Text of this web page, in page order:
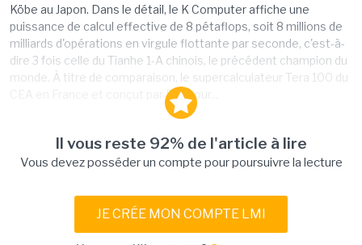
Köbe au Japon. Dans le détail, le K Computer affiche une
puissance de calcul effective de 8 pétaflops, soit 8 millions de
milliards d'opérations en virgule flottante par seconde, c'est-à-
dire 3 fois celle du Tianhe 1-A chinois, le précédent champion du
monde. À titre de comparaison, le supercalculateur Tera 100 du
CEA en France et conçut par Bull pour...
Il vous reste 92% de l'article à lire
Vous devez posséder un compte pour poursuivre la lecture
JE CRÉE MON COMPTE LMI